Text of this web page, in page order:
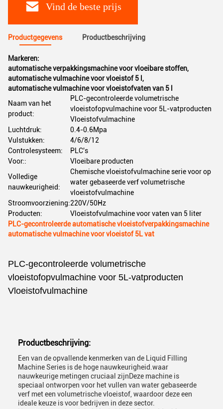
Vind de beste prijs
Productgegevens Productbeschrijving
Markeren:
automatische verpakkingsmachine voor vloeibare stoffen,
automatische vulmachine voor vloeistof 5 l ,
automatische vulmachine voor vloeistofvaten van 5 l
Naam van het
product:
PLC-gecontroleerde volumetrische
vloeistofopvulmachine voor 5L-vatproducten
Vloeistofvulmachine
Luchtdruk:
0.4-0.6Mpa
Vulstukken:
4/6/8/12
Controlesysteem:
PLC's
Voor::
Vloeibare producten
Volledige
nauwkeurigheid:
Chemische vloeistofvulmachine serie voor op
water gebaseerde verf volumetrische
vloeistofvulmachine
Stroomvoorziening:220V/50Hz
Producten:
Vloeistofvulmachine voor vaten van 5 liter
PLC-gecontroleerde automatische vloeistofverpakkingsmachine
automatische vulmachine voor vloeistof 5L vat
PLC-gecontroleerde volumetrische
vloeistofopvulmachine voor 5L-vatproducten
Vloeistofvulmachine
Productbeschrijving:
Een van de opvallende kenmerken van de Liquid Filling
Machine Series is de hoge nauwkeurigheid.waar
nauwkeurige metingen cruciaal zijnDeze machine is
speciaal ontworpen voor het vullen van water gebaseerde
verf met een volumetrische vloeistof, waardoor deze een
ideale keuze is voor bedrijven in deze sector.